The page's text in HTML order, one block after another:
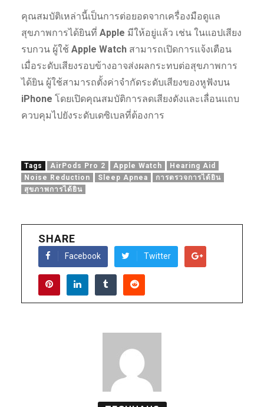
คุณสมบัติเหล่านี้เป็นการต่อยอดจากเครื่องมือดูแล
สุขภาพการได้ยินที่ Apple มีให้อยู่แล้ว เช่น ในแอปเสียง
รบกวน ผู้ใช้ Apple Watchสามารถเปิดการแจ้งเตือน
เมื่อระดับเสียงรอบข้างอาจส่งผลกระทบต่อสุขภาพการ
ได้ยิน ผู้ใช้สามารถตั้งค่าจำกัดระดับเสียงของหูฟังบน
iPhone โดยเปิดคุณสมบัติการลดเสียงดังและเลื่อนแถบ
ควบคุมไปยังระดับเดซิเบลที่ต้องการ
Tags AirPods Pro 2 Apple Watch
Hearing Aid
Noise Reduction
Sleep Apnea
การตรวจการได้ยิน
สุขภาพการได้ยิน
SHARE
Facebook Twitter